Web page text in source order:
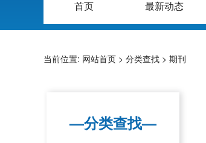
首页 最新动态
当前位置: 网站首页 > 分类查找 > 期刊
—分类查找—